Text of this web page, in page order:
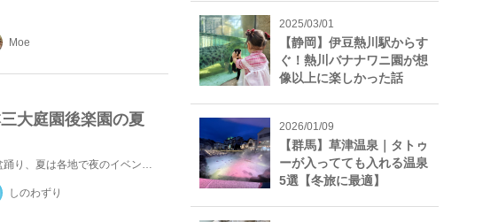
Moe
大庭園後楽園の夏
しのわずり
2025/03/01
【静岡】伊豆熱川駅からす
ぐ！熱川バナナワニ園が想
像以上に楽しかった話
2026/01/09
【群馬】草津温泉｜タトゥ
ーが入ってても入れる温泉
5選【冬旅に最適】